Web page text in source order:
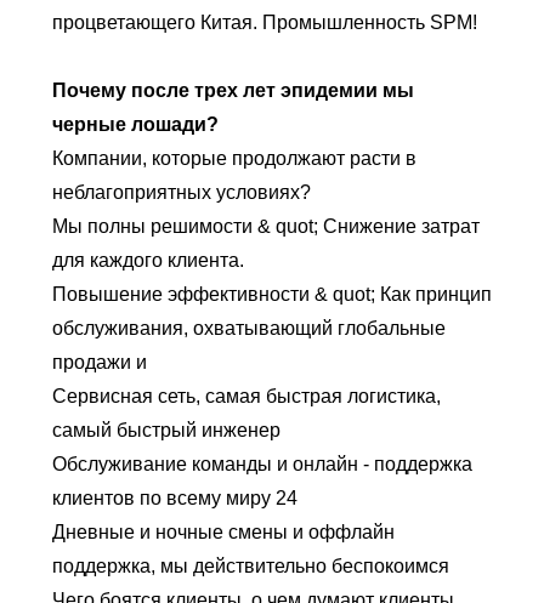
процветающего Китая. Промышленность SPM!
Почему после трех лет эпидемии мы
черные лошади?
Компании, которые продолжают расти в
неблагоприятных условиях?
Мы полны решимости & quot; Снижение затрат
для каждого клиента.
Повышение эффективности & quot; Как принцип
обслуживания, охватывающий глобальные
продажи и
Сервисная сеть, самая быстрая логистика,
самый быстрый инженер
Обслуживание команды и онлайн - поддержка
клиентов по всему миру 24
Дневные и ночные смены и оффлайн
поддержка, мы действительно беспокоимся